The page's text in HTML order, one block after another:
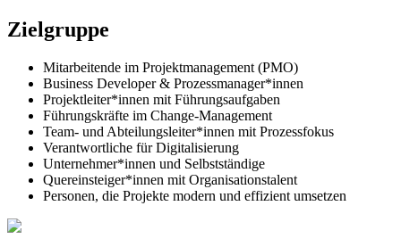
Zielgruppe
Mitarbeitende im Projektmanagement (PMO)
Business Developer & Prozessmanager*innen
Projektleiter*innen mit Führungsaufgaben
Führungskräfte im Change-Management
Team- und Abteilungsleiter*innen mit Prozessfokus
Verantwortliche für Digitalisierung
Unternehmer*innen und Selbstständige
Quereinsteiger*innen mit Organisationstalent
Personen, die Projekte modern und effizient umsetzen